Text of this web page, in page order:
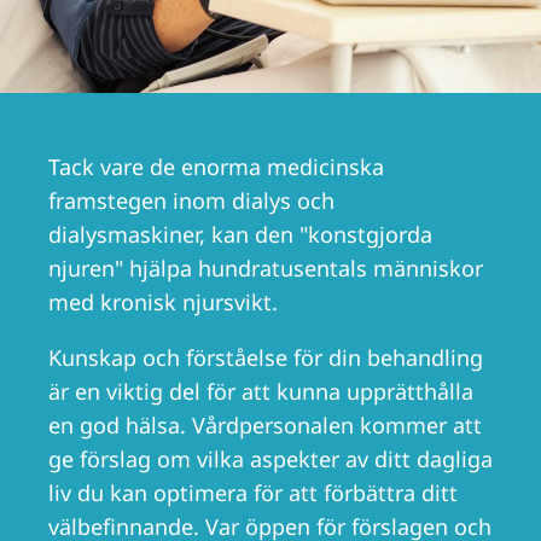
Romania
Russia
Slovakia
Slovenia
Spain
Sweden
United Kingdom
Asia Pacific
Asia Pacific
Tack vare de enorma medicinska
framstegen inom dialys och
dialysmaskiner, kan den "konstgjorda
njuren" hjälpa hundratusentals människor
med kronisk njursvikt.
Kunskap och förståelse för din behandling
är en viktig del för att kunna upprätthålla
en god hälsa. Vårdpersonalen kommer att
ge förslag om vilka aspekter av ditt dagliga
liv du kan optimera för att förbättra ditt
välbefinnande. Var öppen för förslagen och